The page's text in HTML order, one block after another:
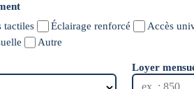
tactiles Éclairage renforcé
Accès
Autre
Loyer